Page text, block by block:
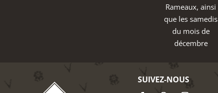
Rameaux, ainsi
que les samedis
du mois de
décembre
SUIVEZ-NOUS